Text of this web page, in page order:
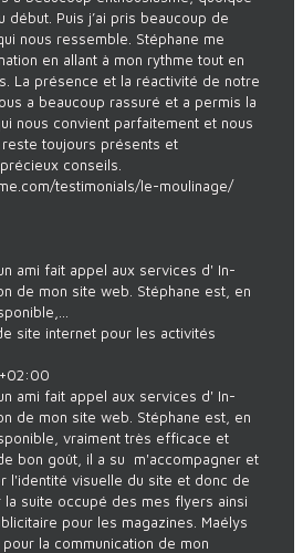
début. Puis j’ai pris beaucoup de
nous ressemble. Stéphane me
en allant à mon rythme tout en
La présence et la réactivité de notre
a beaucoup rassuré et a permis la
nous convient parfaitement et nous
reste toujours présents et
conseils.
testimonials/le-moulinage/
ami fait appel aux services d' In-
de mon site web. Stéphane est, en
site internet pour les activités
ami fait appel aux services d' In-
de mon site web. Stéphane est, en
vraiment très efficace et
bon goût, il a su m'accompagner et
l'identité visuelle du site et donc de
la suite occupé des mes flyers ainsi
pour les magazines. Maélys
la communication de mon